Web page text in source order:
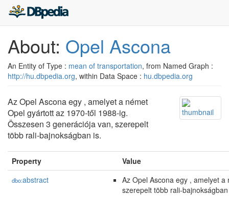
About: Opel Ascona
An Entity of Type : mean of transportation, from Named Graph :
http://hu.dbpedia.org, within Data Space : hu.dbpedia.org
Az Opel Ascona egy , amelyet a német
Opel gyártott az 1970-től 1988-ig.
Összesen 3 generációja van, szerepelt
több rali-bajnokságban is.
Property Value
dbo:abstract
Az Opel Ascona egy , amelyet
szerepelt több rali-